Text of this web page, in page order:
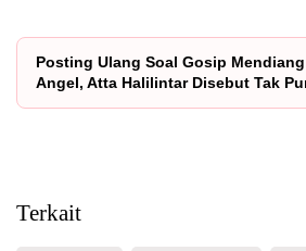
Posting Ulang Soal Gosip
Angel, Atta Halilintar Disebut Tak
Terkait